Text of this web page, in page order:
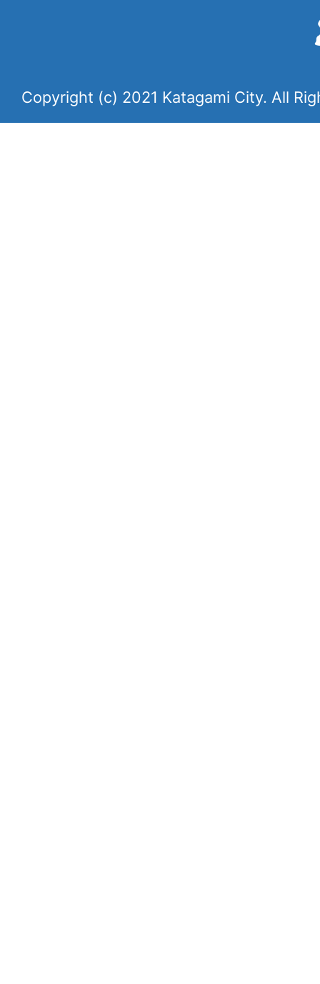
Copyright (c) 2021 Katagami City. All